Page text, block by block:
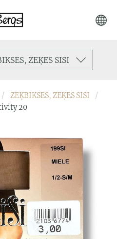
ZEĶES SISI
ZEĶBIKSES, ZEĶES SISI
20